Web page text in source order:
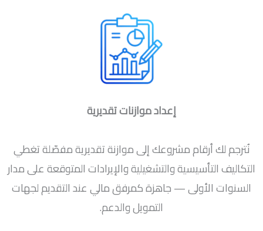
إعداد موازنات تقديرية
نُترجم لك أرقام مشروعك إلى موازنة تقديرية مفصّلة تغطي
التكاليف التأسيسية والتشغيلية والإيرادات المتوقعة على مدار
السنوات الأولى — جاهزة كمرفق مالي عند التقديم لجهات
التمويل والدعم.